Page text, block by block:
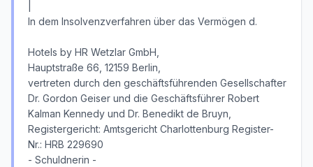
In dem Insolvenzverfahren über das Vermögen d.
Hotels by HR Wetzlar GmbH,
Hauptstraße 66, 12159 Berlin,
vertreten durch den geschäftsführenden Gesellschafter
Dr. Gordon Geiser und die Geschäftsführer Robert
Kalman Kennedy und Dr. Benedikt de Bruyn,
Registergericht: Amtsgericht Charlottenburg Register-
Nr.: HRB 229690
- Schuldnerin -